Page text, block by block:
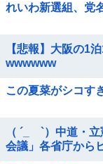
れいわ新選組、党
【悲報】大阪の1
wwwwww
この夏菜がシコす
（ ´_ゝ`）中道・
会議」各省庁から